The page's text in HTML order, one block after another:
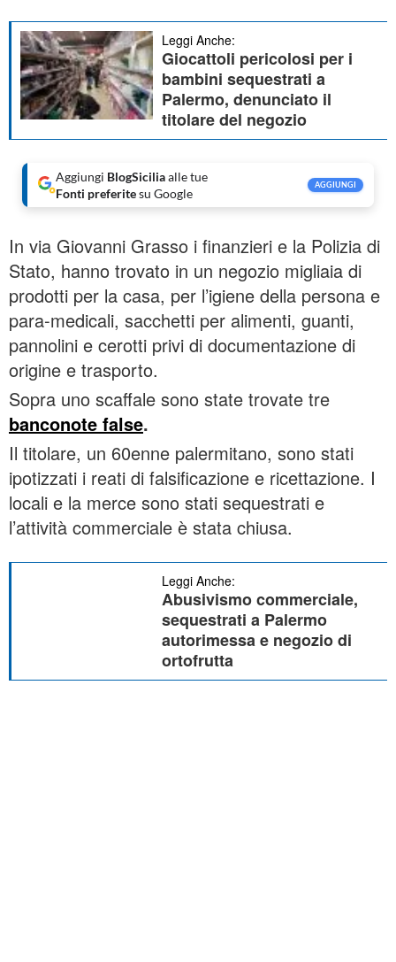
Leggi Anche:
Giocattoli pericolosi per i
bambini sequestrati a
Palermo, denunciato il
titolare del negozio
Aggiungi BlogSiciliaalle tue
Fonti preferitesu Google
AGGIUNGI
In via Giovanni Grasso i finanzieri e la Polizia di
Stato, hanno trovato in un negozio migliaia di
prodotti per la casa, per l’igiene della persona e
para-medicali, sacchetti per alimenti, guanti,
pannolini e cerotti privi di documentazione di
origine e trasporto.
Sopra uno scaffale sono state trovate tre
banconote false.
Il titolare, un 60enne palermitano, sono stati
ipotizzati i reati di falsificazione e ricettazione. I
locali e la merce sono stati sequestrati e
l’attività commerciale è stata chiusa.
Leggi Anche:
Abusivismo commerciale,
sequestrati a Palermo
autorimessa e negozio di
ortofrutta